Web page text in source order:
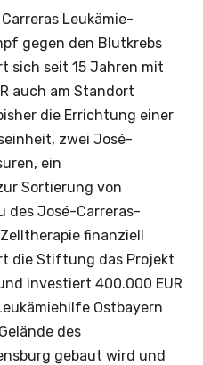
Leukämie-
gegen den Blutkrebs
sich seit 15 Jahren mit
auch am Standort
die Errichtung einer
zwei José-
ein
Sortierung von
des José-Carreras-
finanziell
die Stiftung das Projekt
investiert 400.000 EUR
Ostbayern
des
gebaut wird und